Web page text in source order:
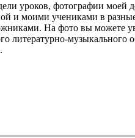
уроков, фотографии моей
и моими учениками в
На фото вы можете
литературно-